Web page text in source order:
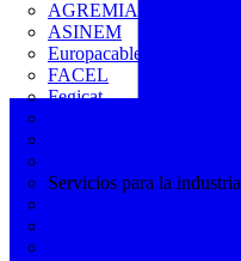
AGREMIA
ASINEM
Europacable
FACEL
Fegicat
Servicios para la industria